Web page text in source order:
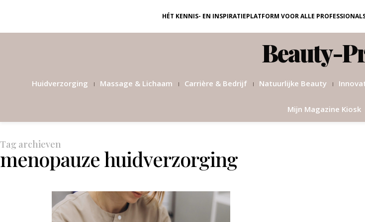
HÉT KENNIS- EN INSPIRATIEPLATFORM VOOR ALLE
Beauty-
Huidverzorging Massage & Lichaam Carrière & Bedrijf Natuurlijke Beauty
Mijn Magazine Kiosk
Tag archieven
menopauze huidverzorging